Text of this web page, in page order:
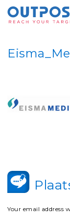
Your email address